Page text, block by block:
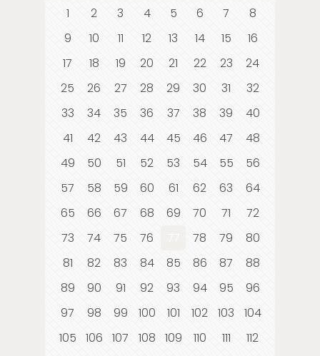
1 2 3 4 5 6 7
8
9
10 11 12 13 14 15
16
17
18 19 20 21 22 23
24
25
26 27 28 29 30 31
32
33
34 35 36 37 38 39
40
41
42 43 44 45 46 47
48
49
50 51 52 53 54 55
56
57
58 59 60 61 62 63
64
65
66 67 68 69 70 71
72
73
74 75 76 78 79
80
81
82 83 84 85 86 87
88
89
90 91 92 93 94 95
96
97
98 99 100 101 102 103
104
105
106 107 108 109 110 111
112